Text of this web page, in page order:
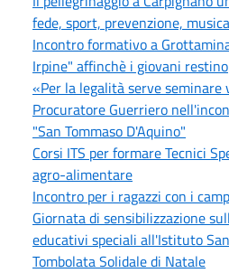
fede, sport, prevenzione, musica
Incontro formativo a
Irpine" affinchè i giovani restino
«Per la legalità serve seminare
Procuratore Guerriero
"San Tommaso D'Aquino"
Corsi ITS per formare Tecnici
agro-alimentare
Incontro per i ragazzi con i
Giornata di sensibilizzazione
educativi speciali all'Istituto
Tombolata Solidale di Natale